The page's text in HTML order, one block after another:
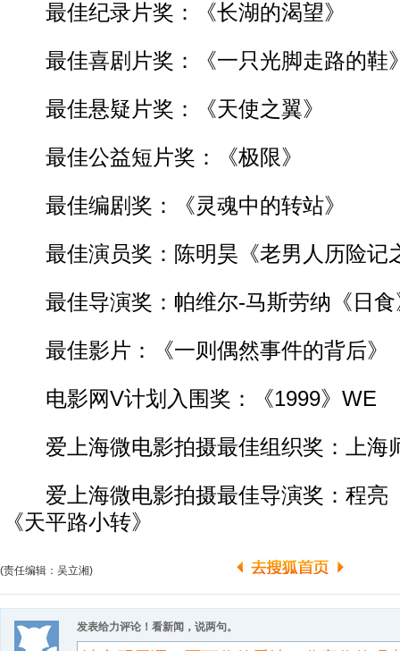
最佳纪录片奖：《长湖的渴望》
最佳喜剧片奖：《一只光脚走路的鞋
最佳悬疑片奖：《天使之翼》
最佳公益短片奖：《极限》
最佳编剧奖：《灵魂中的转站》
最佳演员奖：陈明昊《老男人历险记
最佳导演奖：帕维尔-马斯劳纳《日食
最佳影片：《一则偶然事件的背后》
电影网V计划入围奖：《1999》WE
爱上海微电影拍摄最佳组织奖：上海
爱上海微电影拍摄最佳导演奖：程亮
《天平路小转》
(责任编辑：吴立湘)
发表给力评论！看新闻，说两句。